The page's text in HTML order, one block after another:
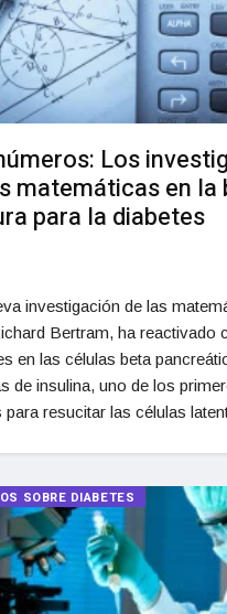
Los
matemáticas en la
para la diabetes
investigación de las
Bertram, ha reactivado
en las células beta
de insulina, uno de los
para resucitar las células
SOBRE DIABETES